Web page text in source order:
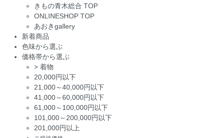
きもの青木総合 TOP
ONLINESHOP TOP
あおきgallery
新着商品
色味から選ぶ
価格帯から選ぶ
> 着物
20,000円以下
21,000～40,000円以下
41,000～60,000円以下
61,000～100,000円以下
101,000～200,000円以下
201,000円以上